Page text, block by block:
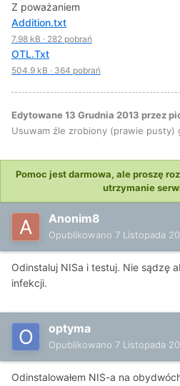
Z poważaniem
Addition.txt
7.98 kB · 282 pobrań
OTL.Txt
504.9 kB · 364 pobrań
Edytowane13 Grudnia 2013 przez
Usuwam źle zrobiony (prawie pusty)
Pomoc jest darmowa, ale proszę
utrzymanie
Anonim8
Opublikowano 7 Listopada
Odinstaluj NISa i testuj. Nie sądzę
infekcji.
optyma
Opublikowano 7 Listopada
Odinstalowałem NIS-a na